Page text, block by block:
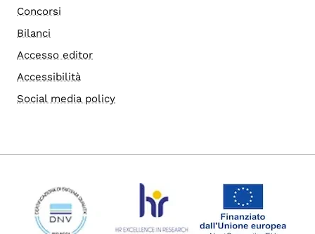
Concorsi
Bilanci
Accesso editor
Accessibilità
Social media policy